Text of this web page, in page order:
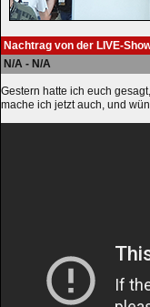
Nachtrag von der LIVE-
N/A - N/A
Gestern hatte ich euch
mache ich jetzt auch, und